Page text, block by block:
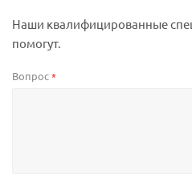
Наши квалифицированные
помогут.
Вопрос*